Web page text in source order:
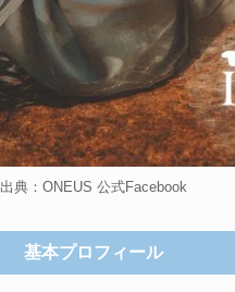
出典：ONEUS 公式Facebook
基本プロフィール